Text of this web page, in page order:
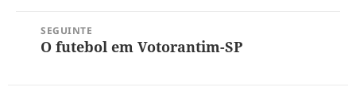
SEGUINTE
Próximo
O futebol em Votorantim-SP